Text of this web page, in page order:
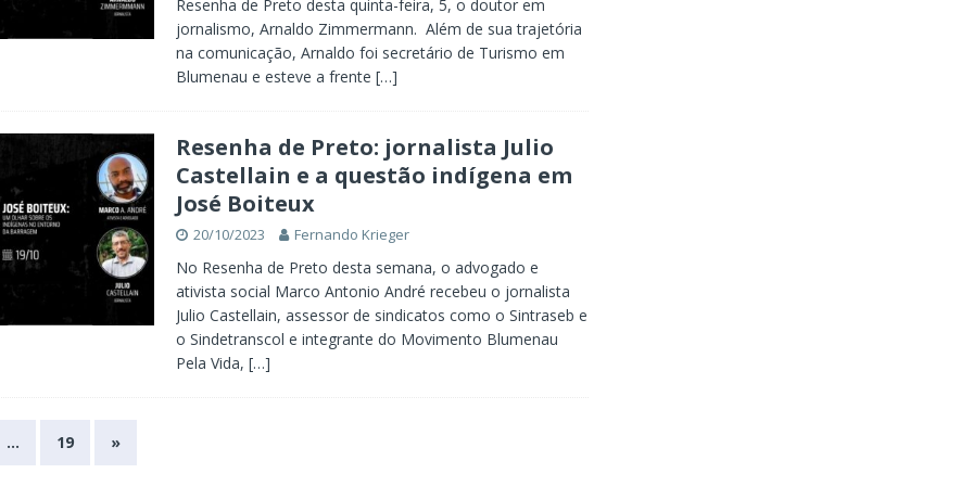
Resenha de Preto desta quinta-feira, 5, o doutor em
jornalismo, Arnaldo Zimmermann. Além de sua trajetória
na comunicação, Arnaldo foi secretário de Turismo em
Blumenau e esteve a frente […]
Resenha de Preto: jornalista Julio
Castellain e a questão indígena em
José Boiteux
20/10/2023 Fernando Krieger
No Resenha de Preto desta semana, o advogado e
ativista social Marco Antonio André recebeu o jornalista
Julio Castellain, assessor de sindicatos como o Sintraseb e
o Sindetranscol e integrante do Movimento Blumenau
Pela Vida, […]
… 19 »